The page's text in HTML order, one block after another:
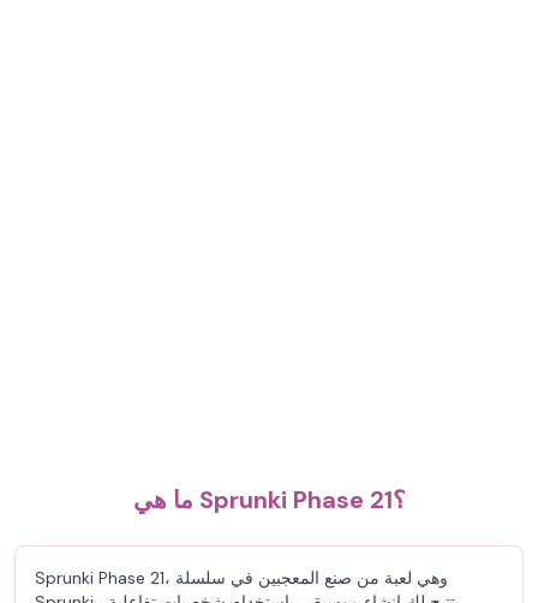
ما هي Sprunki Phase 21؟
Sprunki Phase 21، وهي لعبة من صنع المعجبين في سلسلة